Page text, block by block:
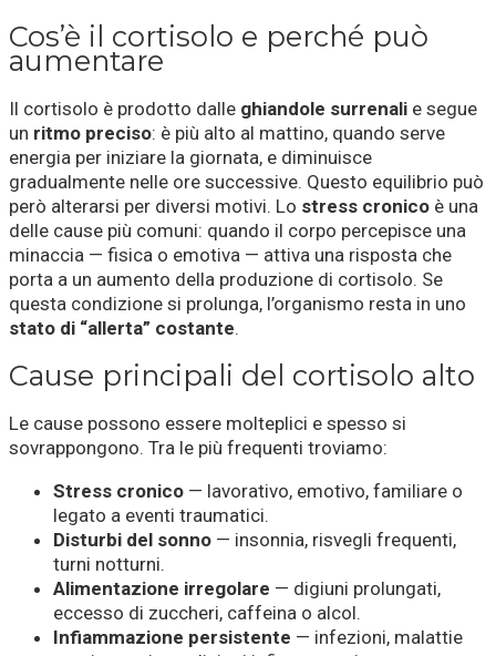
Cos’è il cortisolo e perché può
aumentare
Il cortisolo è prodotto dalle ghiandole surrenali e segue
un ritmo preciso: è più alto al mattino, quando serve
energia per iniziare la giornata, e diminuisce
gradualmente nelle ore successive. Questo equilibrio può
però alterarsi per diversi motivi. Lo stress cronico è una
delle cause più comuni: quando il corpo percepisce una
minaccia — fisica o emotiva — attiva una risposta che
porta a un aumento della produzione di cortisolo. Se
questa condizione si prolunga, l’organismo resta in uno
stato di “allerta” costante.
Cause principali del cortisolo alto
Le cause possono essere molteplici e spesso si
sovrappongono. Tra le più frequenti troviamo:
Stress cronico — lavorativo, emotivo, familiare o
legato a eventi traumatici.
Disturbi del sonno — insonnia, risvegli frequenti,
turni notturni.
Alimentazione irregolare — digiuni prolungati,
eccesso di zuccheri, caffeina o alcol.
Infiammazione persistente — infezioni, malattie